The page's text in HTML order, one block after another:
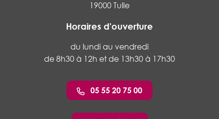
19000 Tulle
Horaires d'ouverture
du lundi au vendredi
de 8h30 à 12h et de 13h30 à 17h30
05 55 20 75 00